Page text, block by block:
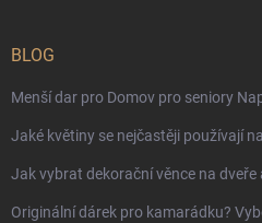
BLOG
Menší dar pro Domov pro seniory
Jaké květiny se nejčastěji používají
Jak vybrat dekorační věnce na dveře
Originální dárek pro kamarádku?